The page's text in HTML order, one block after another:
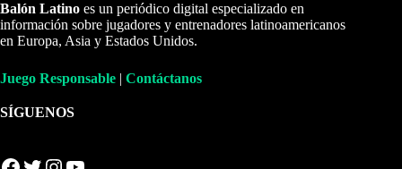
Balón Latino es un periódico digital especializado en
información sobre jugadores y entrenadores latinoamericanos
en Europa, Asia y Estados Unidos.
Juego Responsable | Contáctanos
SÍGUENOS